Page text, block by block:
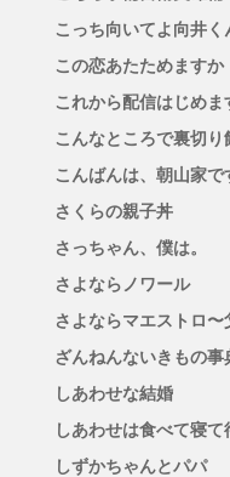
こっち向いてよ向井く
この恋あたためますか
これから配信はじめま
こんなところで裏切り
こんばんは、朝山家で
さくらの親子丼
さっちゃん、僕は。
さよならノワール
さよならマエストロ
ざんねんないきもの事
しあわせな結婚
しあわせは食べて寝て
しずかちゃんとパパ